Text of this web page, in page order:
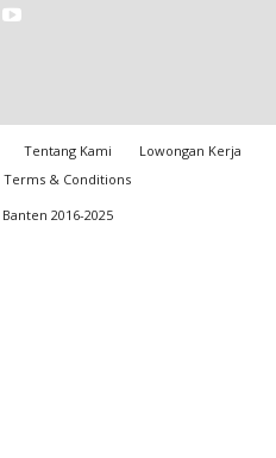
Tentang Kami
Lowongan Kerja
Terms & Conditions
2016-2025